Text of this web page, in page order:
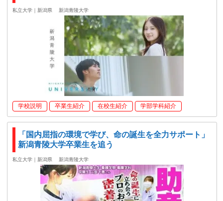
私立大学｜新潟県 新潟青陵大学
学校説明 卒業生紹介 在校生紹介 学部学科紹介
「国内屈指の環境で学び、命の誕生を全力サポート」
新潟青陵大学卒業生を追う
私立大学｜新潟県 新潟青陵大学